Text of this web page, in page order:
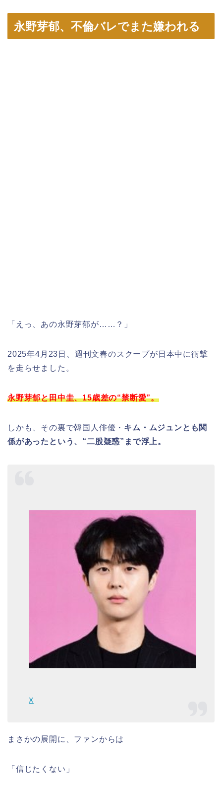
永野芽郁、不倫バレでまた嫌われる
「えっ、あの永野芽郁が……？」
2025年4月23日、週刊文春のスクープが日本中に衝撃
を走らせました。
永野芽郁と田中圭、15歳差の“禁断愛”。
しかも、その裏で韓国人俳優・ キム・ムジュンとも関
係があったという、“二股疑惑”まで浮上。
X
まさかの展開に、ファンからは
「信じたくない」